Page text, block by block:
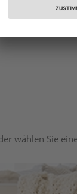
wählen Sie